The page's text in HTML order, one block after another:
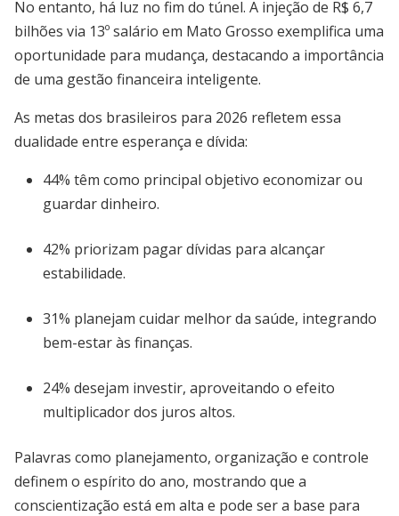
No entanto, há luz no fim do túnel. A injeção de R$ 6,7
bilhões via 13º salário em Mato Grosso exemplifica uma
oportunidade para mudança, destacando a importância
de uma gestão financeira inteligente.
As metas dos brasileiros para 2026 refletem essa
dualidade entre esperança e dívida:
44% têm como principal objetivo economizar ou
guardar dinheiro.
42% priorizam pagar dívidas para alcançar
estabilidade.
31% planejam cuidar melhor da saúde, integrando
bem-estar às finanças.
24% desejam investir, aproveitando o efeito
multiplicador dos juros altos.
Palavras como planejamento, organização e controle
definem o espírito do ano, mostrando que a
conscientização está em alta e pode ser a base para